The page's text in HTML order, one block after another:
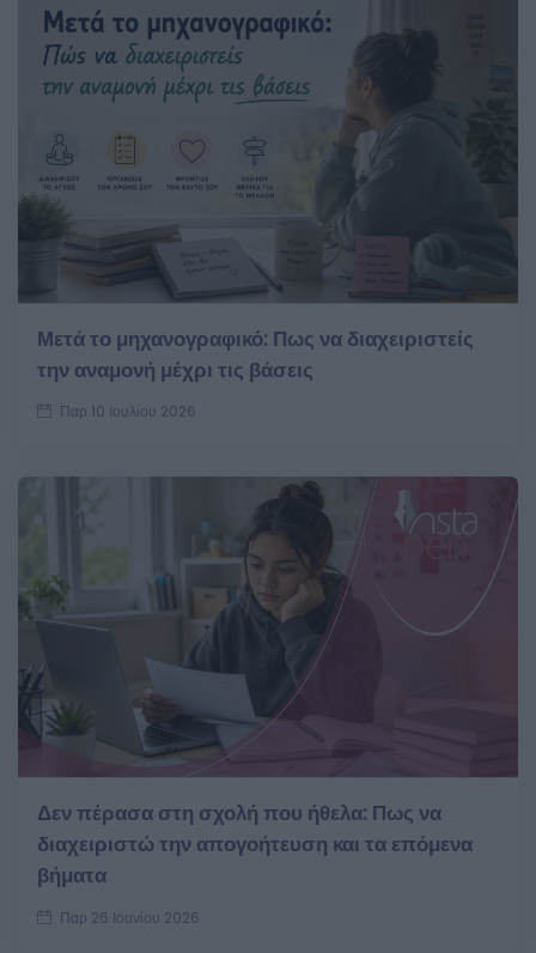
Μετά το μηχανογραφικό: Πως να διαχειριστείς
την αναμονή μέχρι τις βάσεις
Παρ 10 Ιουλίου 2026
Δεν πέρασα στη σχολή που ήθελα: Πως να
διαχειριστώ την απογοήτευση και τα επόμενα
βήματα
Παρ 26 Ιουνίου 2026